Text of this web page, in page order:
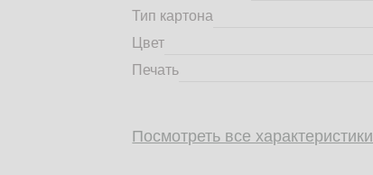
Тип картона
Цвет
Печать
Посмотреть все характеристики